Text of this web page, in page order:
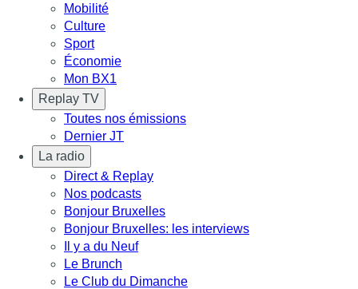
Mobilité
Culture
Sport
Économie
Mon BX1
Replay TV
Toutes nos émissions
Dernier JT
La radio
Direct & Replay
Nos podcasts
Bonjour Bruxelles
Bonjour Bruxelles: les interviews
Il y a du Neuf
Le Brunch
Le Club du Dimanche